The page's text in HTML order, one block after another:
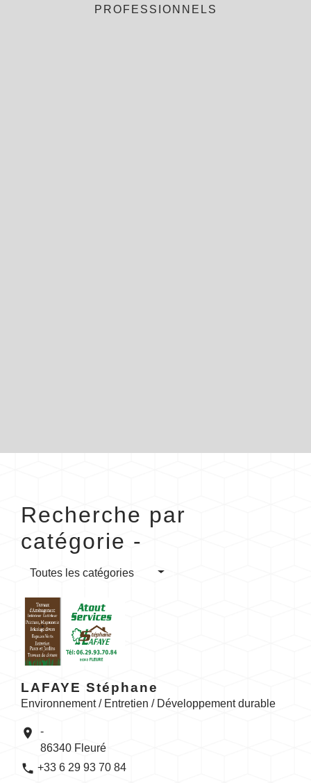
PROFESSIONNELS
Recherche par
catégorie -
Toutes les catégories
LAFAYE Stéphane
Environnement / Entretien / Développement durable
location_on
-
86340 Fleuré
phone +33 6 29 93 70 84